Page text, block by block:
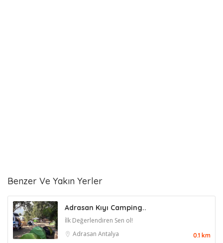
Benzer Ve Yakın Yerler
Adrasan Kıyı Camping..
İlk Değerlendiren Sen ol!
Adrasan Antalya 0.1 km